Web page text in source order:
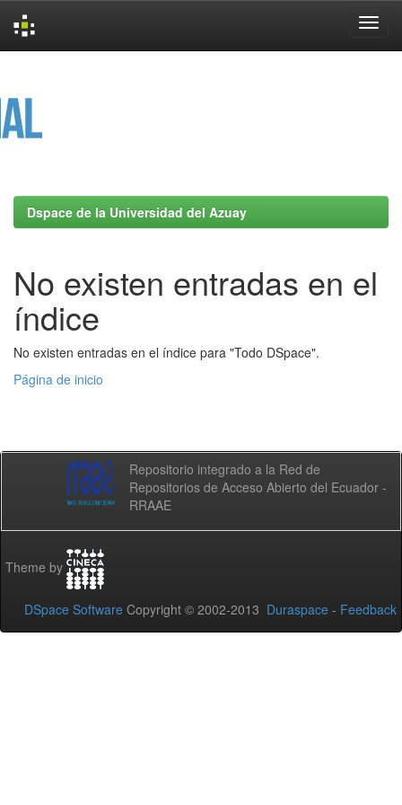
Dspace de la Universidad del Azuay
No existen entradas en el
índice
No existen entradas en el índice para "Todo DSpace".
Página de inicio
Repositorio integrado a la Red de
Repositorios de Acceso Abierto del Ecuador -
RRAAE
Theme by
DSpace Software Copyright © 2002-2013 Duraspace - Feedback